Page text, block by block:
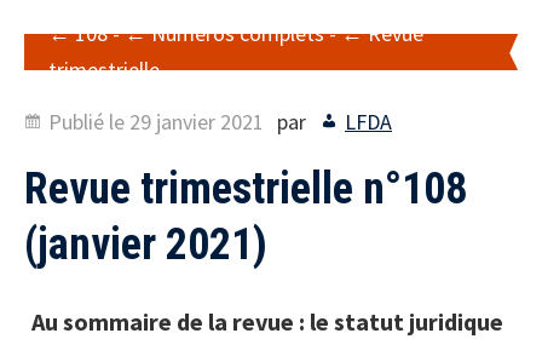
108- Numéros complets-
Revue
trimestrielle
Publié le 29 janvier 2021 par LFDA
Revue trimestrielle n°108
(janvier 2021)
Au sommaire de la revue : le statut juridique